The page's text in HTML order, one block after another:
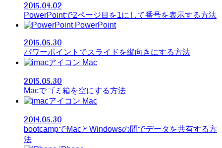
2015.04.02
PowerPointで2ページ目を1にして番号を表示する方法
PowerPoint
2015.05.30
パワーポイントでスライドを縦向きにする方法
Mac
2015.05.30
Macでゴミ箱を空にする方法
Mac
2014.05.30
bootcampでMacとWindowsの間でデータを共有する方
法